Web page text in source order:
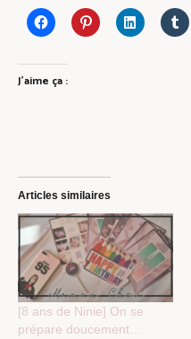
J’aime ça :
Articles similaires
[8 ans de Ninie] On se
prépare doucement…